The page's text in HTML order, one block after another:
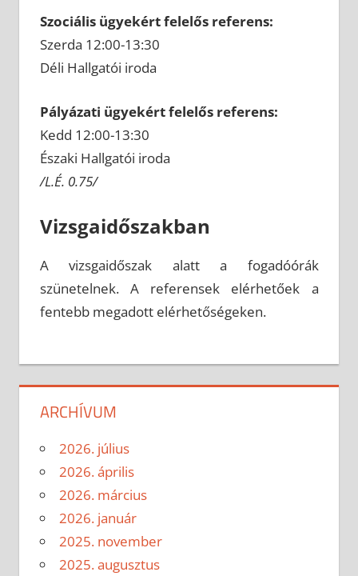
Szociális ügyekért felelős referens:
Szerda 12:00-13:30
Déli Hallgatói iroda
Pályázati ügyekért felelős referens:
Kedd 12:00-13:30
Északi Hallgatói iroda
/L.É. 0.75/
Vizsgaidőszakban
A vizsgaidőszak alatt a fogadóórák
szünetelnek. A referensek elérhetőek a
fentebb megadott elérhetőségeken.
ARCHÍVUM
2026. július
2026. április
2026. március
2026. január
2025. november
2025. augusztus